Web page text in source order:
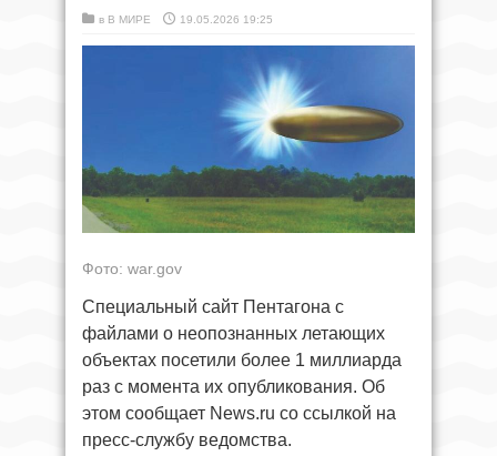
в В МИРЕ 19.05.2026 19:25
Фото: war.gov
Специальный сайт Пентагона с
файлами о неопознанных летающих
объектах посетили более 1 миллиарда
раз с момента их опубликования. Об
этом сообщает News.ru со ссылкой на
пресс-службу ведомства.